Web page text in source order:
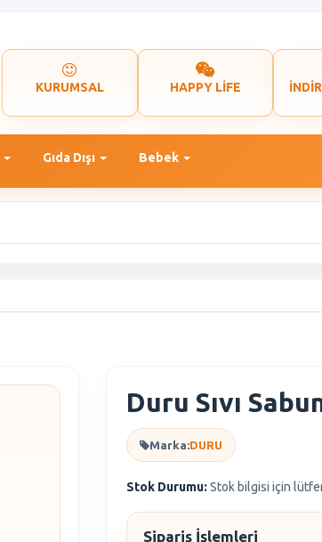
KURUMSAL HAPPY LİFE
Gıda Dışı Bebek
Duru Sıvı
Marka:DURU
Stok Durumu: Stok bilgisi için
Sipariş İşlemleri